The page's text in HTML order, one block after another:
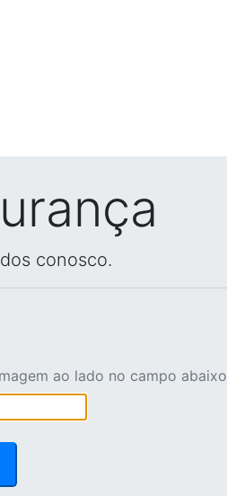
conosco.
ao lado no campo abaixo